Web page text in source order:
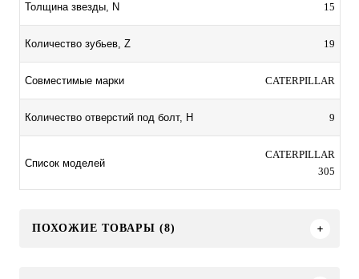
Толщина звезды, N 15
Количество зубьев, Z 19
Совместимые марки CATERPILLAR
Количество отверстий под болт, H 9
Список моделей
CATERPILLAR
305
ПОХОЖИЕ ТОВАРЫ (8)